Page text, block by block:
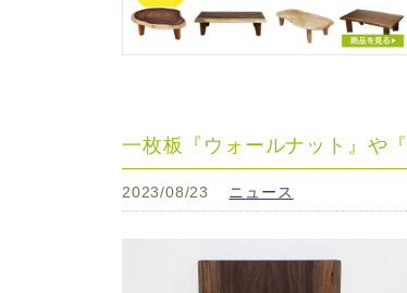
一枚板『ウォールナット』や
2023/08/23 ニュース